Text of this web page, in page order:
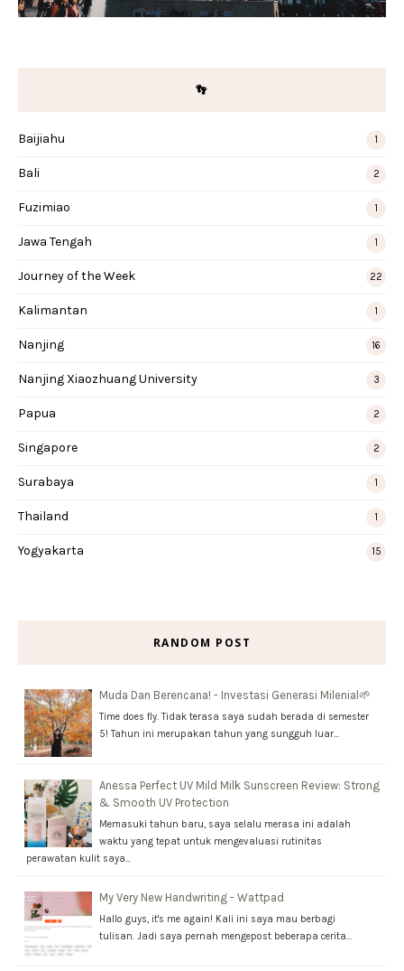
👣
Baijiahu 1
Bali 2
Fuzimiao 1
Jawa Tengah 1
Journey of the Week 22
Kalimantan 1
Nanjing 16
Nanjing Xiaozhuang University 3
Papua 2
Singapore 2
Surabaya 1
Thailand 1
Yogyakarta 15
RANDOM POST
Muda Dan Berencana! - Investasi Generasi Milenial🌱
Time does fly. Tidak terasa saya sudah berada di semester
5! Tahun ini merupakan tahun yang sungguh luar…
Anessa Perfect UV Mild Milk Sunscreen Review: Strong
& Smooth UV Protection
Memasuki tahun baru, saya selalu merasa ini adalah
waktu yang tepat untuk mengevaluasi rutinitas
perawatan kulit saya…
My Very New Handwriting - Wattpad
Hallo guys, it's me again! Kali ini saya mau berbagi
tulisan. Jadi saya pernah mengepost beberapa cerita…